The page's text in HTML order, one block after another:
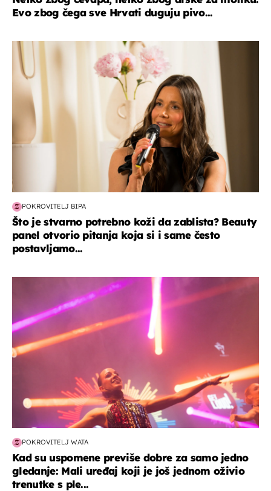
Evo zbog čega sve Hrvati duguju pivo...
moda & ljepota
POKROVITELJ BIPA
Što je stvarno potrebno koži da zablista? Beauty
panel otvorio pitanja koja si i same često
postavljamo...
POKROVITELJ WATA
Kad su uspomene previše dobre za samo jedno
gledanje: Mali uređaj koji je još jednom oživio
trenutke s ple...